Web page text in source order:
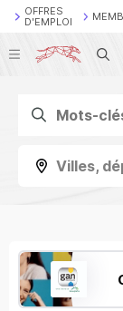
OFFRES
D'EMPLOI
Villes,